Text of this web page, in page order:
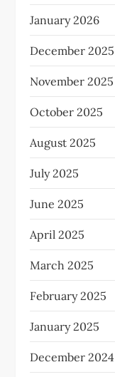
January 2026
December 2025
November 2025
October 2025
August 2025
July 2025
June 2025
April 2025
March 2025
February 2025
January 2025
December 2024